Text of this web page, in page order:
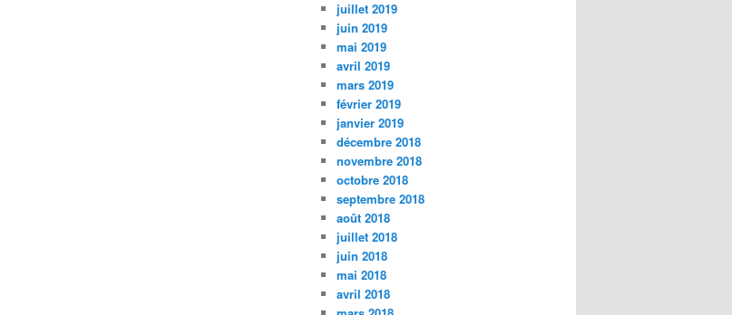
juillet 2019
juin 2019
mai 2019
avril 2019
mars 2019
février 2019
janvier 2019
décembre 2018
novembre 2018
octobre 2018
septembre 2018
août 2018
juillet 2018
juin 2018
mai 2018
avril 2018